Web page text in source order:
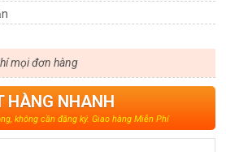
mọi đơn hàng
HÀNG NHANH
không cần đăng ký. Giao hàng Miễn Phí